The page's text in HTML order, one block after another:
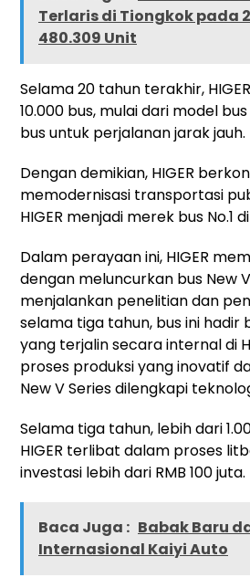
Terlaris di Tiongkok pada
480.309 Unit
Selama 20 tahun terakhir,
10.000 bus, mulai dari model
bus untuk perjalanan jarak jauh.
Dengan demikian, HIGER
memodernisasi transportasi
HIGER menjadi merek bus No.1
Dalam perayaan ini, HIGER
dengan meluncurkan bus New
menjalankan penelitian dan
selama tiga tahun, bus ini
yang terjalin secara internal di
proses produksi yang inovatif
New V Series dilengkapi
Selama tiga tahun, lebih dari
HIGER terlibat dalam proses
investasi lebih dari RMB 100juta.
Baca Juga : Babak Baru
Internasional Kaiyi Auto